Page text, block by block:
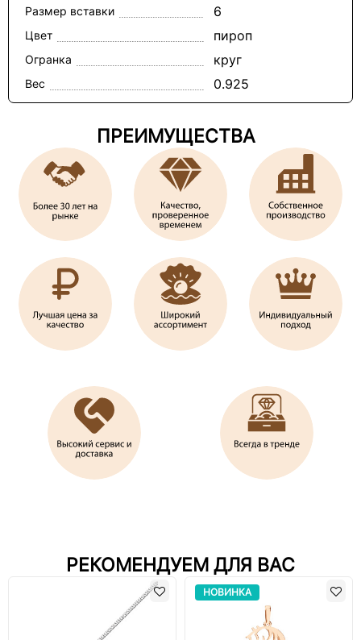
Размер вставки 6
Цвет пироп
Огранка круг
Вес 0.925
ПРЕИМУЩЕСТВА
РЕКОМЕНДУЕМ ДЛЯ ВАС
НОВИНКА